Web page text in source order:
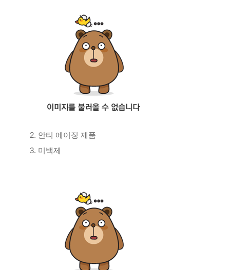
2. 안티 에이징 제품
3. 미백제